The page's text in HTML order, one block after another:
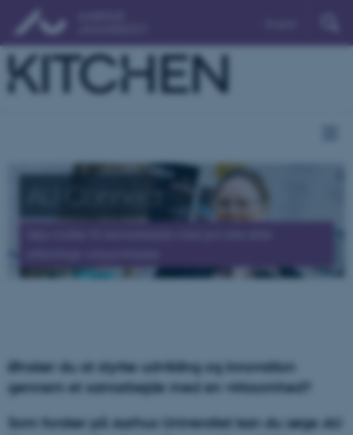
Ønsker du at styrke udvikling og innovation
gennem et samarbejde med en virksomhed?
Som forsker på Aarhus Universitet kan du søge AU